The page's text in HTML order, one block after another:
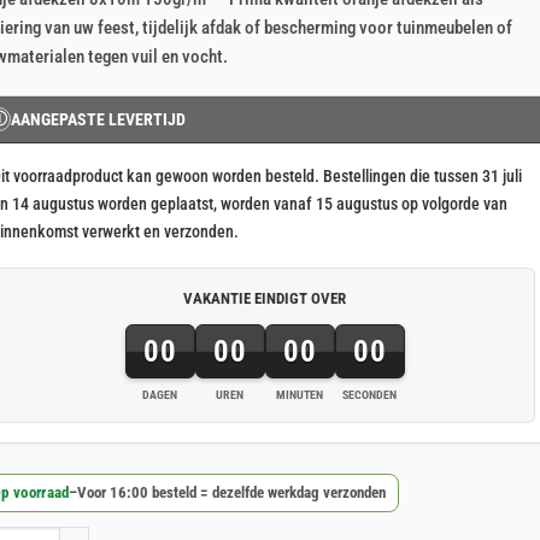
van uw feest, tijdelijk afdak of bescherming voor tuinmeubelen of
tegen vuil en vocht.
AANGEPASTE LEVERTIJD
voorraadproduct kan gewoon worden besteld. Bestellingen die tussen 31 juli
14 augustus worden geplaatst, worden vanaf 15 augustus op volgorde van
verwerkt en verzonden.
VAKANTIE EINDIGT OVER
00
DAGEN
00
UREN
00
MINUTEN
00
SECONDEN
voorraad–Voor 16:00 besteld = dezelfde werkdag verzonden